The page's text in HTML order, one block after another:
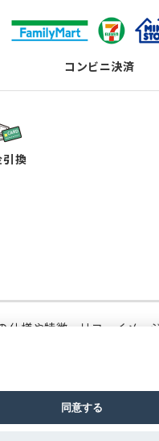
コンビニ決済
引換
仕様や特徴、リコーイメー
などについては、リコーイ
ーイメージング株式会社の公
同意する